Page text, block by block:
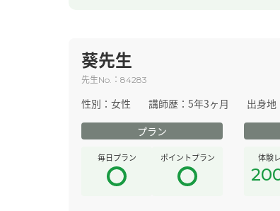
葵先生
先生No. ： 84283
性別： 女性 講師歴： 5年3ヶ月 出身地
プラン
毎日プラン ポイントプラン 体験